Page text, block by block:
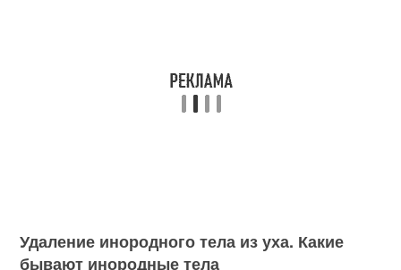
Удаление инородного тела из уха. Какие
бывают инородные тела